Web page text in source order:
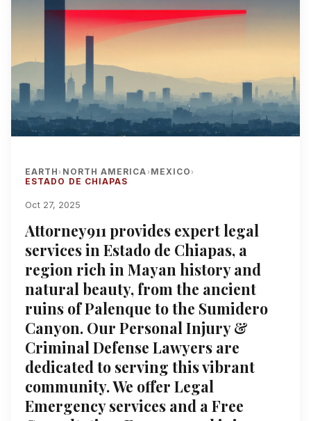
EARTH› NORTH AMERICA› MEXICO›
ESTADO DE CHIAPAS
Oct 27, 2025
Attorney911 provides expert legal
services in Estado de Chiapas, a
region rich in Mayan history and
natural beauty, from the ancient
ruins of Palenque to the Sumidero
Canyon. Our Personal Injury &
Criminal Defense Lawyers are
dedicated to serving this vibrant
community. We offer Legal
Emergency services and a Free